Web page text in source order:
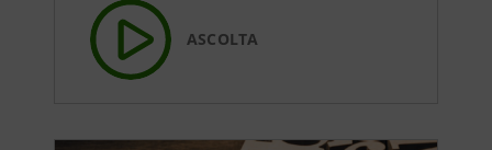
ASCOLTA